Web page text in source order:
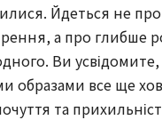
Йдеться не
а про глибше
Ви
образами все ще
та